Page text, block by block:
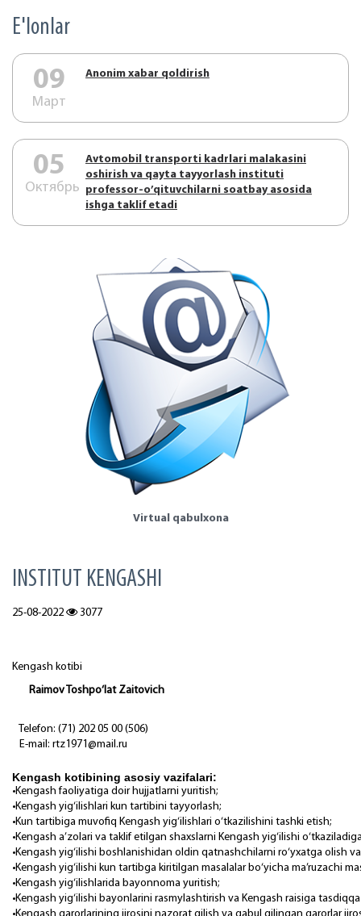
E'lonlar
09
Март
Аnonim xabar qoldirish
05
Октябрь
Аvtоmоbil trаnspоrti kаdrlаri mаlаkаsini
оshirish vа qаytа tаyyorlаsh instituti
prоfеssоr-o’qituvchilаrni sоаtbаy аsоsidа
ishgа tаklif etаdi
Virtual qabulxona
INSTITUT KENGASHI
25-08-2022 3077
Kengash kotibi
Raimov Toshpo‘lat Zaitovich
Telefon: (71) 202 05 00 (506)
E-mail: rtz1971@mail.ru
Kengash kotibining asosiy vazifalari:
•Kengash faoliyatiga doir hujjatlarni yuritish;
•Kengash yig‘ilishlari kun tartibini tayyorlash;
•Kun tartibiga muvofiq Kengash yig‘ilishlari o‘tkazilishini tashki etish;
•Kengash a’zolari va taklif etilgan shaxslarni
•Kengash yig‘ilishi boshlanishidan oldin qatnashchilarni
•Kengash yig‘ilishi kun tartibga kiritilgan masalalar bo‘yicha
•Kengash yig‘ilishlarida bayonnoma yuritish;
•Kengash yig‘ilishi bayonlarini rasmylashtirish va Kengash raisiga